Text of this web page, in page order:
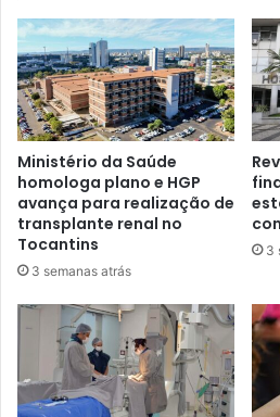
Ministério da Saúde
homologa plano e HGP
avança para realização de
transplante renal no
Tocantins
3 semanas atrás
3